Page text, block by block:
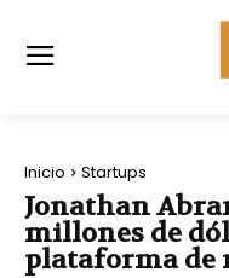
Inicio Startups
Jonathan
millones de
plataforma de